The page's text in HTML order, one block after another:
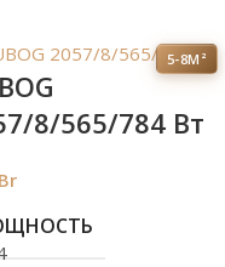
5-8М²
8/565/784 Вт
Br